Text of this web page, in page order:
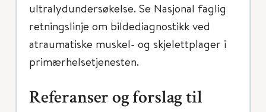
ultralydundersøkelse. Se Nasjonal faglig
retningslinje om bildediagnostikk ved
atraumatiske muskel- og skjelettplager i
primærhelsetjenesten.
Referanser og forslag til